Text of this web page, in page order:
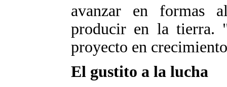
avanzar en formas
producir en la tierra.
proyecto en
El gustito a la lucha